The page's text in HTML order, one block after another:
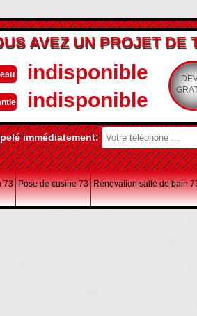
AVEZ UN PROJET DE
indisponible
indisponible
immédiatement:
73 Pose de cusine 73 Rénovation salle de bain